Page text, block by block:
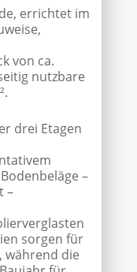
errichtet im
von ca.
nutzbare
drei Etagen
–
–
sorgen für
während die